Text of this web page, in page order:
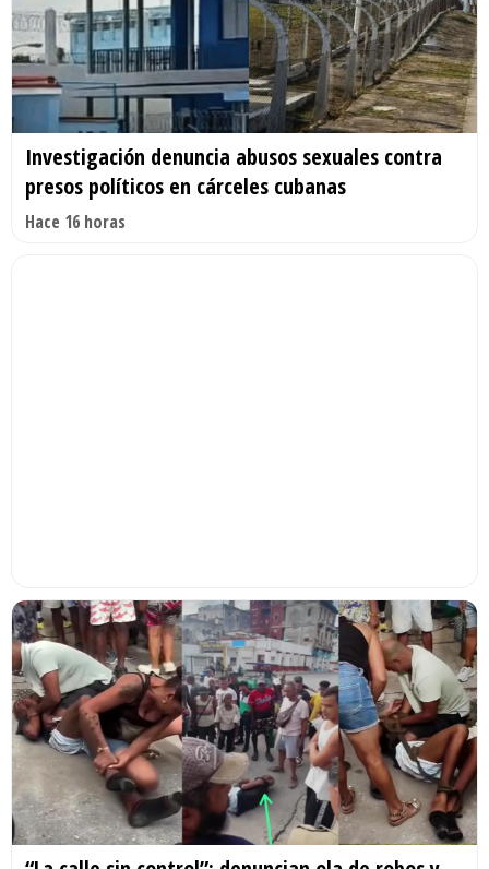
Investigación denuncia abusos sexuales contra
presos políticos en cárceles cubanas
Hace 16 horas